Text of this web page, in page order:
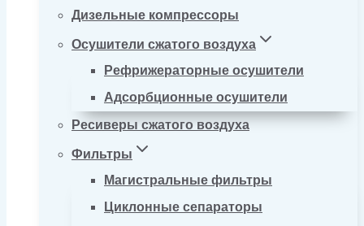
Дизельные компрессоры
Осушители сжатого воздуха
Рефрижераторные осушители
Адсорбционные осушители
Ресиверы сжатого воздуха
Фильтры
Магистральные фильтры
Циклонные сепараторы